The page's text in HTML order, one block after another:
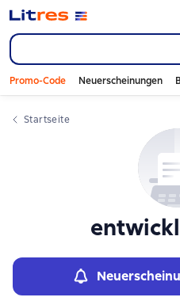
Promo-Code Neuerscheinungen
Startseite
Слайдер с книгами